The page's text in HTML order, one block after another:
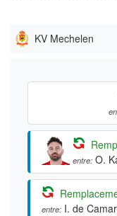
KV Mechelen
entre: O.
entre: I. de